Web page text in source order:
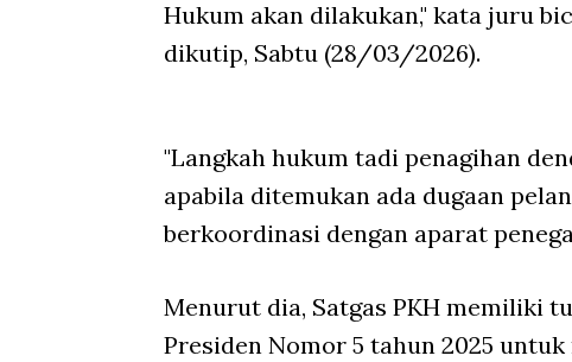
Hukum akan dilakukan," kata juru
dikutip, Sabtu (28/03/2026).
"Langkah hukum tadi penagihan
apabila ditemukan ada dugaan
berkoordinasi dengan aparat
Menurut dia, Satgas PKH memiliki
Presiden Nomor 5 tahun 2025